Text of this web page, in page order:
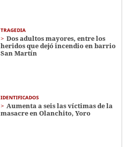
TRAGEDIA
Dos adultos mayores, entre los
heridos que dejó incendio en barrio
San Martín
IDENTIFICADOS
Aumenta a seis las víctimas de la
masacre en Olanchito, Yoro